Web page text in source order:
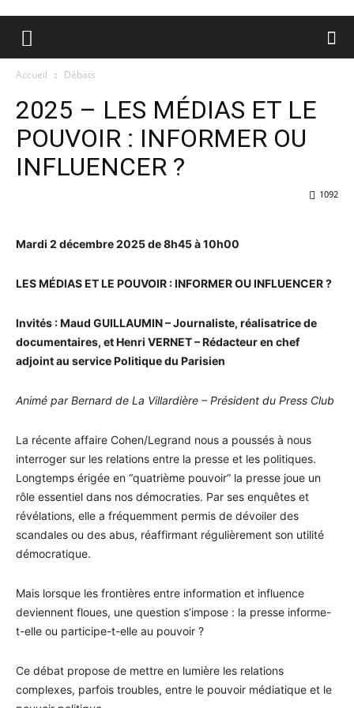
Accueil Débats
2025 – LES MÉDIAS ET LE
POUVOIR : INFORMER OU
INFLUENCER ?
1092
Mardi 2 décembre 2025 de 8h45 à 10h00
LES MÉDIAS ET LE POUVOIR : INFORMER OU INFLUENCER ?
Invités : Maud GUILLAUMIN – Journaliste, réalisatrice de
documentaires, et Henri VERNET – Rédacteur en chef
adjoint au service Politique du Parisien
Animé par Bernard de La Villardière – Président du Press Club
La récente affaire Cohen/Legrand nous a poussés à nous
interroger sur les relations entre la presse et les politiques.
Longtemps érigée en “quatrième pouvoir” la presse joue un
rôle essentiel dans nos démocraties. Par ses enquêtes et
révélations, elle a fréquemment permis de dévoiler des
scandales ou des abus, réaffirmant régulièrement son utilité
démocratique.
Mais lorsque les frontières entre information et influence
deviennent floues, une question s’impose : la presse informe-
t-elle ou participe-t-elle au pouvoir ?
Ce débat propose de mettre en lumière les relations
complexes, parfois troubles, entre le pouvoir médiatique et le